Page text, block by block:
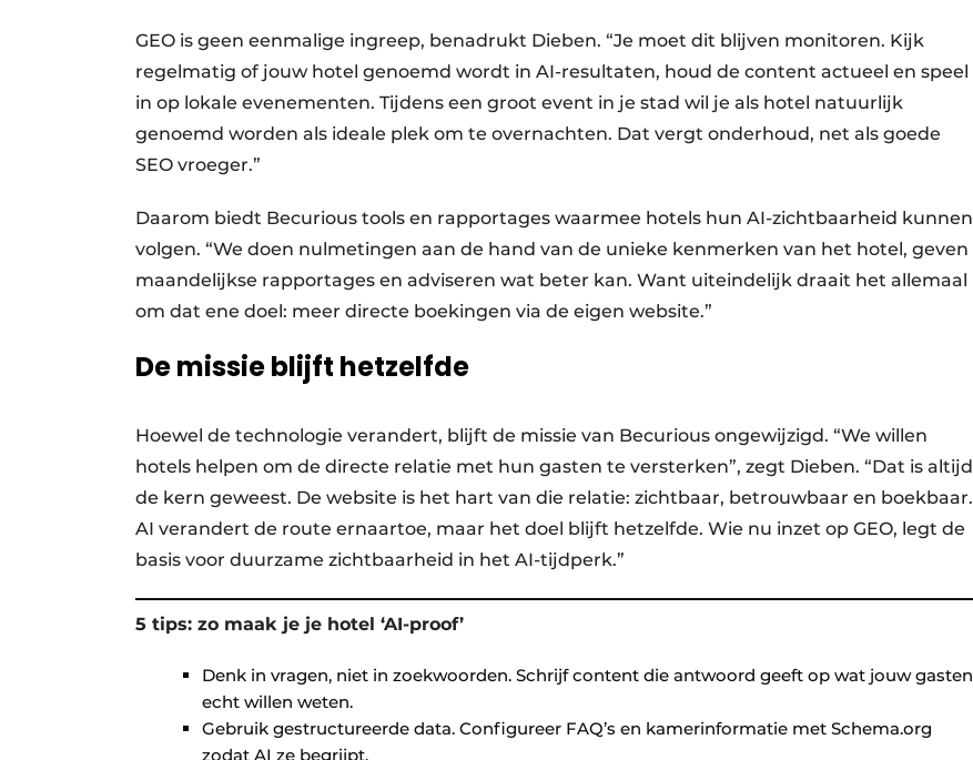
GEO is geen eenmalige ingreep, benadrukt Dieben. “Je moet dit blijven monitoren. Kijk
regelmatig of jouw hotel genoemd wordt in AI-resultaten, houd de content actueel en speel
in op lokale evenementen. Tijdens een groot event in je stad wil je als hotel natuurlijk
genoemd worden als ideale plek om te overnachten. Dat vergt onderhoud, net als goede
SEO vroeger.”
Daarom biedt Becurious tools en rapportages waarmee hotels hun AI-zichtbaarheid kunnen
volgen. “We doen nulmetingen aan de hand van de unieke kenmerken van het hotel, geven
maandelijkse rapportages en adviseren wat beter kan. Want uiteindelijk draait het allemaal
om dat ene doel: meer directe boekingen via de eigen website.”
De missie blijft hetzelfde
Hoewel de technologie verandert, blijft de missie van Becurious ongewijzigd. “We willen
hotels helpen om de directe relatie met hun gasten te versterken”, zegt Dieben. “Dat is altijd
de kern geweest. De website is het hart van die relatie: zichtbaar, betrouwbaar en boekbaar.
AI verandert de route ernaartoe, maar het doel blijft hetzelfde. Wie nu inzet op GEO, legt de
basis voor duurzame zichtbaarheid in het AI-tijdperk.”
5 tips: zo maak je je hotel ‘AI-proof’
Denk in vragen, niet in zoekwoorden. Schrijf content die antwoord geeft op wat jouw gasten
echt willen weten.
Gebruik gestructureerde data. Configureer FAQ’s en kamerinformatie met Schema.org
zodat AI ze begrijpt.